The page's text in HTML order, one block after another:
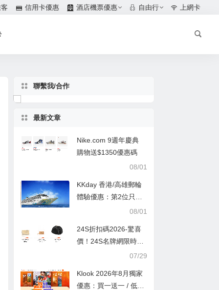
信用卡優惠 酒店機票優惠 自由行 上網卡
聯繫我/合作
最新文章
Nike.com 9週年慶典
購物送$1350優惠碼
08/01
KKday 香港/高雄郵輪
體驗優惠：第2位只需
08/01
24S折扣碼2026-驚喜
價！24S名牌網限時9
折！Louis Vuitton 精選
72折！
07/29
Klook 2026年8月獨家
優惠：買一送一 / 低至